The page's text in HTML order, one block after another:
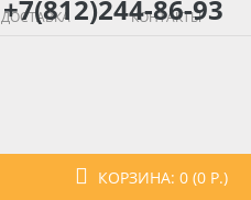
КОНТАКТЫ
ДОСТАВКА
+7(812)244-86-93
КОРЗИНА: 0 (0 Р.)